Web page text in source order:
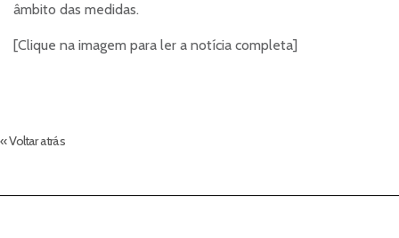
âmbito das medidas.
[Clique na imagem para ler a notícia completa]
« Voltar atrás